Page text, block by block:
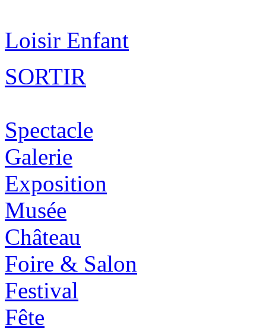
Loisir Enfant
SORTIR
Spectacle
Galerie
Exposition
Musée
Château
Foire & Salon
Festival
Fête